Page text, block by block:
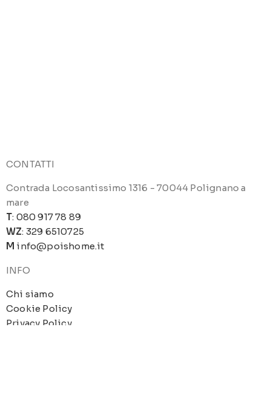
CONTATTI
Contrada Locosantissimo 1316 - 70044 Polignano a
mare
T: 080 917 78 89
WZ: 329 6510725
M info@poishome.it
INFO
Chi siamo
Cookie Policy
Privacy Policy